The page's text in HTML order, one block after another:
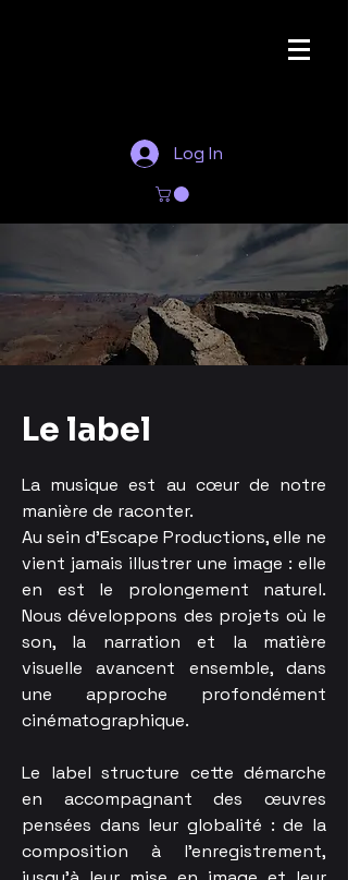
Log In
Le label
La musique est au cœur de notre
manière de raconter.
Au sein d’Escape Productions, elle ne
vient jamais illustrer une image : elle
en est le prolongement naturel.
Nous développons des projets où le
son, la narration et la matière
visuelle avancent ensemble, dans
une approche profondément
cinématographique.
Le label structure cette démarche
en accompagnant des œuvres
pensées dans leur globalité : de la
composition à l’enregistrement,